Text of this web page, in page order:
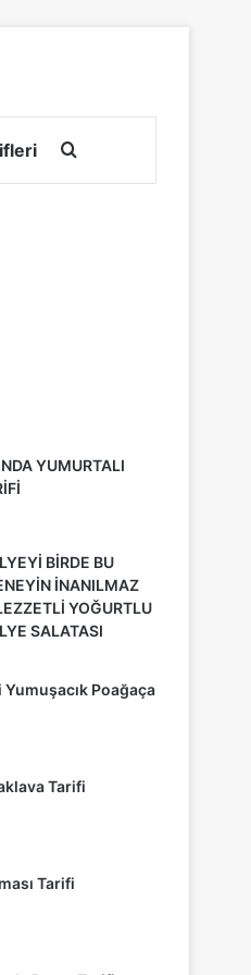
YUMURTALI
BİRDE BU
İNANILMAZ
YOĞURTLU
SALATASI
Yumuşacık Poağaça
Tarifi
Tarifi